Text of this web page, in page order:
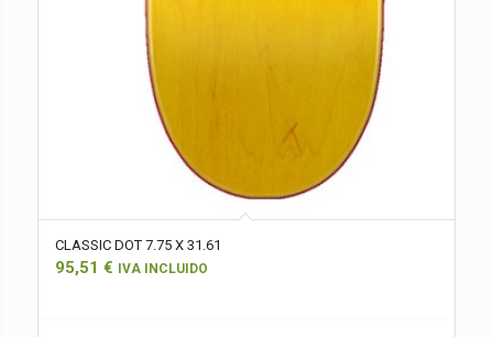
CLASSIC DOT 7.75 X 31.61
95,51 € IVA INCLUIDO